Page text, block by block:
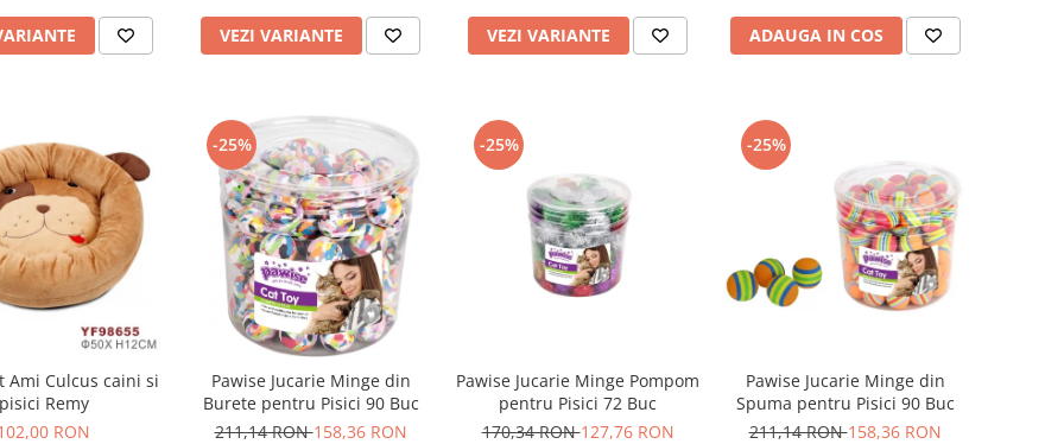
VEZI VARIANTE VEZI VARIANTE ADAUGA IN COS
Ami Culcus caini si
pisici Remy
RON
-25%
Pawise Jucarie Minge din
Burete pentru Pisici 90 Buc
211,14 RON158,36 RON
-25%
Pawise Jucarie Minge Pompom
pentru Pisici 72 Buc
170,34 RON127,76 RON
-25%
Pawise Jucarie Minge din
Spuma pentru Pisici 90 Buc
211,14 RON158,36 RON